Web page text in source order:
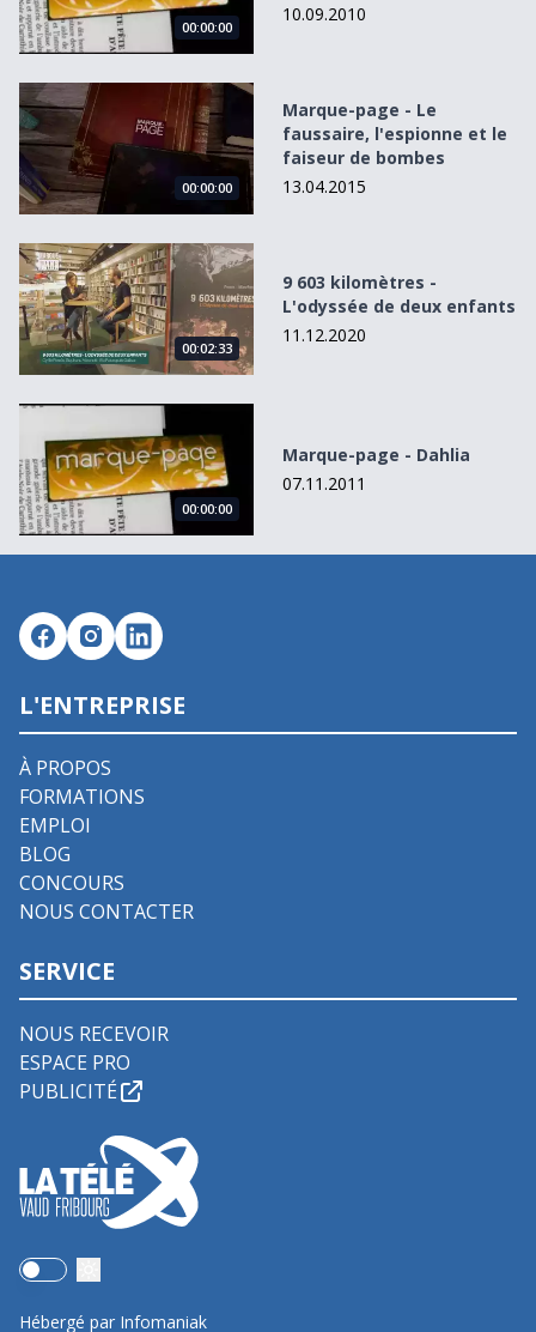
00:00:00
10.09.2010
Marque-page - Le faussaire, l&#039;espionne et le
00:00:00
Marque-page - Le
faussaire, l'espionne et le
faiseur de bombes
13.04.2015
9 603 kilomètres - L&#039;odyssée de deux enfants
00:02:33
9 603 kilomètres -
L'odyssée de deux enfants
11.12.2020
Marque-page - Dahlia
00:00:00
Marque-page - Dahlia
07.11.2011
L'ENTREPRISE
À PROPOS
FORMATIONS
EMPLOI
BLOG
CONCOURS
NOUS CONTACTER
SERVICE
NOUS RECEVOIR
ESPACE PRO
PUBLICITÉ
Use setting
Hébergé par Infomaniak